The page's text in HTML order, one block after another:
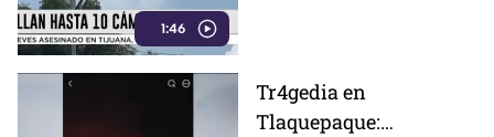
1:46
Tr4gedia en
Tlaquepaque: